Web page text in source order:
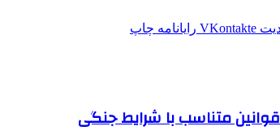
‫VKontakte رایانامه چاپ
متناسب با شرایط جنگی